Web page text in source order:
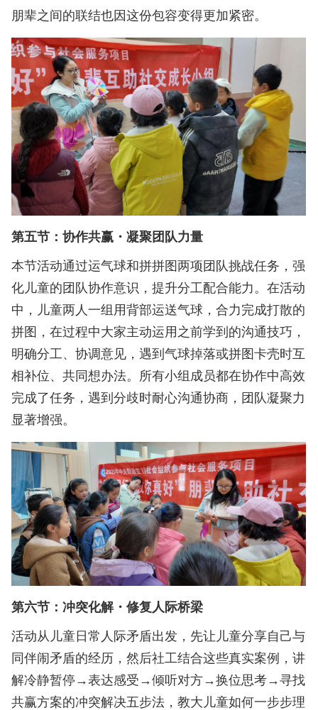
朋辈之间的联结也因这份包容变得更加紧密。
第五节：协作共赢・凝聚团队力量
本节活动通过运气球和拼拼图两项团队挑战任务，强
化儿童的团队协作意识，提升分工配合能力。在活动
中，儿童两人一组用背部运送气球，合力完成打散的
拼图，在过程中大家主动运用之前学到的沟通技巧，
明确分工、协调意见，遇到气球掉落或拼图卡壳时互
相补位、共同想办法。所有小组成员都在协作中高效
完成了任务，遇到分歧时耐心沟通协商，团队凝聚力
显著增强。
第六节：冲突化解・修复人际桥梁
活动从儿童日常人际矛盾出发，先让儿童分享自己与
同伴闹矛盾的经历，然后社工结合这些真实案例，讲
解冷静暂停→表达感受→倾听对方→换位思考→寻找
共赢方案的冲突解决五步法，教大儿童如何一步步理